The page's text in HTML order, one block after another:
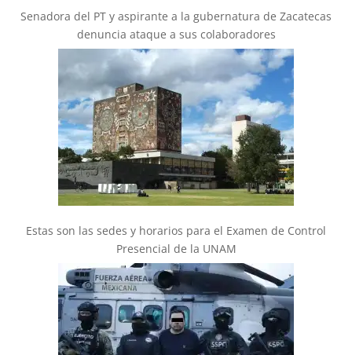
Senadora del PT y aspirante a la gubernatura de Zacatecas
denuncia ataque a sus colaboradores
Estas son las sedes y horarios para el Examen de Control
Presencial de la UNAM